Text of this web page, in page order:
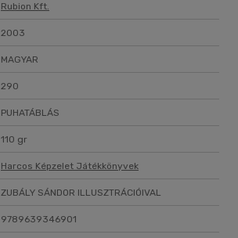
Rubion Kft.
2003
MAGYAR
290
PUHATÁBLÁS
110 gr
Harcos Képzelet Játékkönyvek
ZUBÁLY SÁNDOR ILLUSZTRÁCIÓIVAL
9789639346901